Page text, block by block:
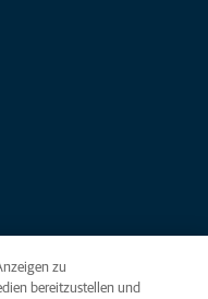
Weil Ihr Tier die beste
zu
bereitzustellen und